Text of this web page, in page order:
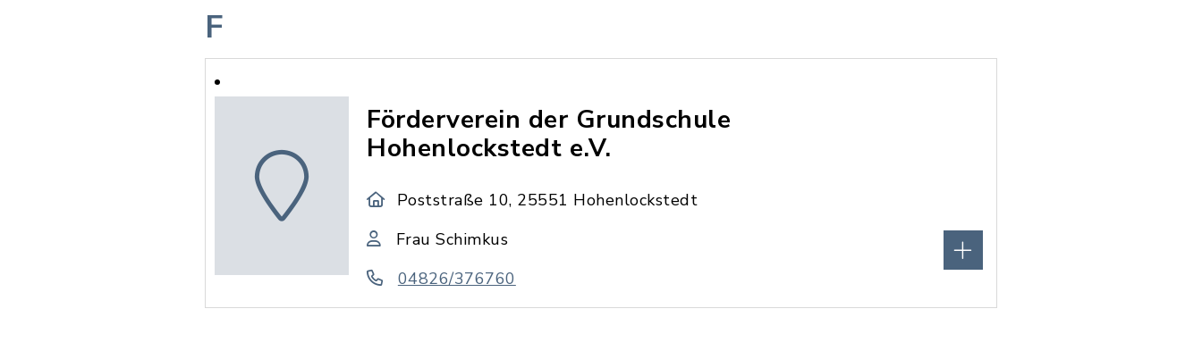
F
Förderverein der Grundschule
Hohenlockstedt e.V.
Poststraße 10, 25551 Hohenlockstedt
Frau Schimkus
04826/376760